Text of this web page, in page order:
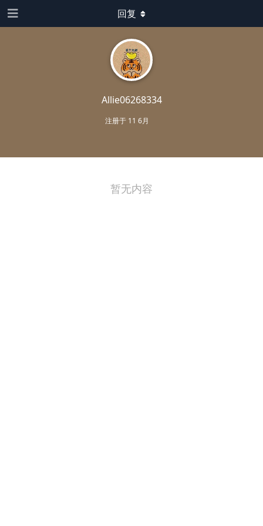
Allie06268334
注册于 11 6月
回复
暂无内容